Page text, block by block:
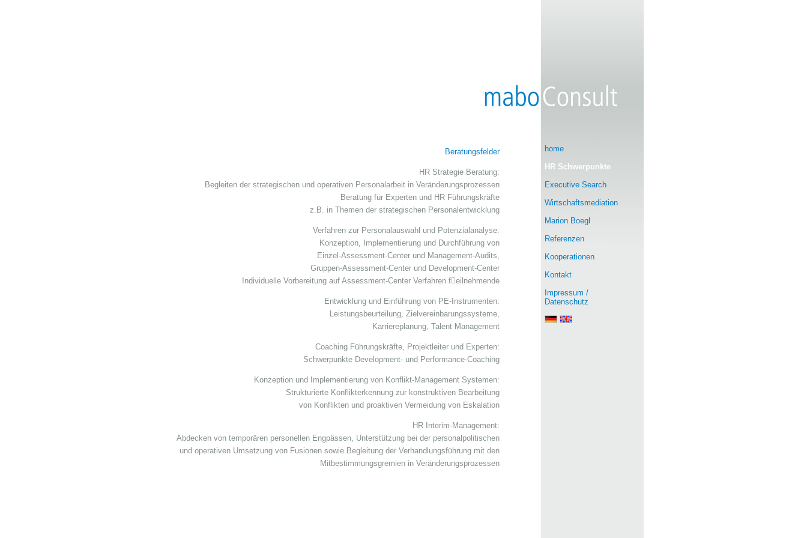
home
HR Schwerpunkte
Executive Search
Wirtschaftsmediation
Marion Boegl
Referenzen
Kooperationen
Kontakt
Impressum /
Datenschutz
Beratungsfelder
HR Strategie Beratung:
Begleiten der strategischen und operativen Personalarbeit in Veränderungsprozessen
Beratung für Experten und HR Führungskräfte
z.B. in Themen der strategischen Personalentwicklung
Verfahren zur Personalauswahl und Potenzialanalyse:
Konzeption, Implementierung und Durchführung von
Einzel-Assessment-Center und Management-Audits,
Gruppen-Assessment-Center und Development-Center
Individuelle Vorbereitung auf Assessment-Center Verfahren f𲠔eilnehmende
Entwicklung und Einführung von PE-Instrumenten:
Leistungsbeurteilung, Zielvereinbarungssysteme,
Karriereplanung, Talent Management
Coaching Führungskräfte, Projektleiter und Experten:
Schwerpunkte Development- und Performance-Coaching
Konzeption und Implementierung von Konflikt-Management Systemen:
Strukturierte Konflikterkennung zur konstruktiven Bearbeitung
von Konflikten und proaktiven Vermeidung von Eskalation
HR Interim-Management:
Abdecken von temporären personellen Engpässen, Unterstützung bei der personalpolitischen
und operativen Umsetzung von Fusionen sowie Begleitung der Verhandlungsführung mit den
Mitbestimmungsgremien in Veränderungsprozessen